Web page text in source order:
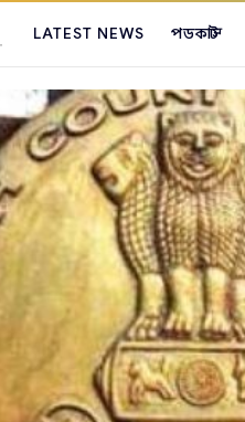
LATEST NEWS পডকাস্ট